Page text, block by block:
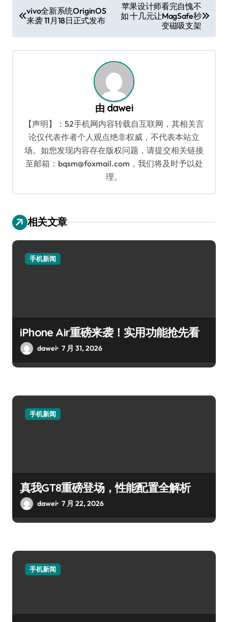
章
导
航
vivo全新系统OriginOS
来袭 11月18日正式发布
苹果设计师看完自愧不
如 十几元让MagSafe秒
变磁吸支架
由 dawei
【声明】：52手机网内容转载自互联网，其相关言
论仅代表作者个人观点绝非权威，不代表本站立
场。如您发现内容存在版权问题，请提交相关链接
至邮箱：bqsm@foxmail.com，我们将及时予以处
理。
相关文章
手机新闻
iPhone Air重磅来袭！实用功能抢先看
dawei 7 月 31, 2026
手机新闻
真我GT8重磅登场，性能配置全解析
dawei 7 月 22, 2026
手机新闻